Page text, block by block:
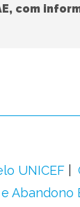
com
UNICEF
Abandono